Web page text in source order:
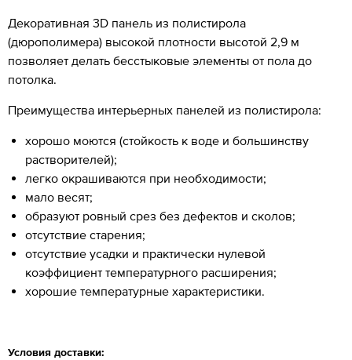
Декоративная 3D панель из полистирола
(дюрополимера) высокой плотности высотой 2,9 м
позволяет делать бесстыковые элементы от пола до
потолка.
Преимущества интерьерных панелей из полистирола:
хорошо моются (стойкость к воде и большинству
растворителей);
легко окрашиваются при необходимости;
мало весят;
образуют ровный срез без дефектов и сколов;
отсутствие старения;
отсутствие усадки и практически нулевой
коэффициент температурного расширения;
хорошие температурные характеристики.
Условия доставки: